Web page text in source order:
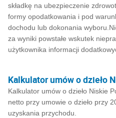
składkę na ubezpieczenie
formy opodatkowania i pod
dochodu lub dokonania
za wyniki powstałe wskutek
użytkownika informacji
Kalkulator umów o dzieło
Kalkulator umów o dzieło Niskie
netto przy umowie o dzieło przy
uzyskania przychodu.